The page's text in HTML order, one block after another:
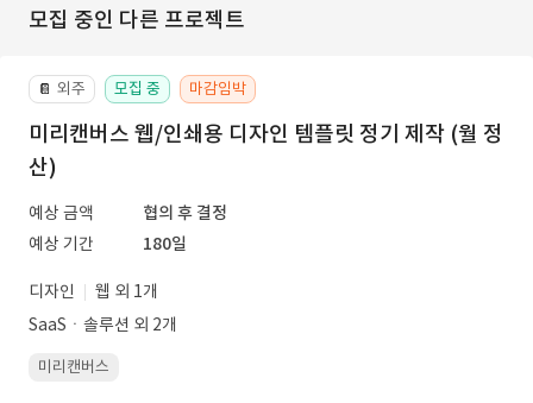
모집 중인 다른 프로젝트
📔 외주 모집 중 마감임박
미리캔버스 웹/인쇄용 디자인 템플릿 정기 제작 (월 정
산)
예상 금액
협의 후 결정
예상 기간
180일
디자인
웹 외 1개
SaaSㆍ솔루션 외 2개
미리캔버스